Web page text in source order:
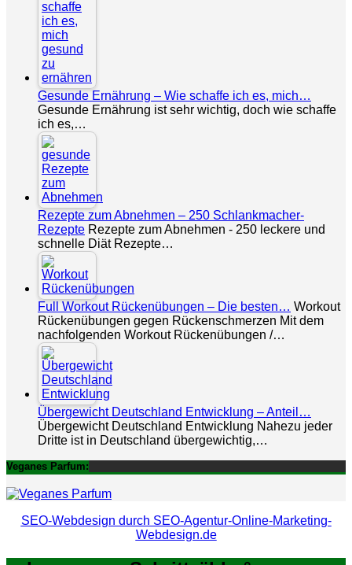
Gesunde Ernährung – Wie schaffe ich es, mich…
Gesunde Ernährung ist sehr wichtig, doch wie schaffe
ich es,…
Rezepte zum Abnehmen – 250 Schlankmacher-
Rezepte Rezepte zum Abnehmen - 250 leckere und
schnelle Diät Rezepte…
Full Workout Rückenübungen – Die besten… Workout
Rückenübungen gegen Rückenschmerzen Mit dem
nachfolgenden Workout Rückenübungen /…
Übergewicht Deutschland Entwicklung – Anteil…
Übergewicht Deutschland Entwicklung Nahezu jeder
Dritte ist in Deutschland übergewichtig,…
Veganes Parfum:
SEO-Webdesign durch SEO-Agentur-Online-Marketing-
Webdesign.de